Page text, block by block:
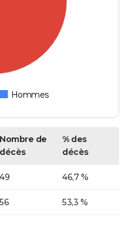
Hommes
Nombre de
décès
% des
décès
49 46,7 %
56 53,3 %